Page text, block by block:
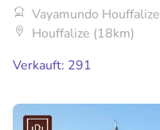
Vayamundo Houffalize
Houffalize (18km)
Verkauft: 291